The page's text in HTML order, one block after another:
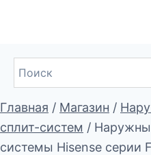
Главная / Магазин /
сплит-систем /
системы Hisense серии